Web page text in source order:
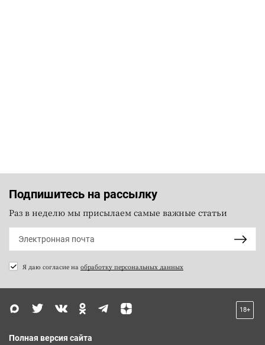
Подпишитесь на рассылку
Раз в неделю мы присылаем самые важные статьи
Я даю согласие на обработку персональных данных
18+
Полная версия сайта